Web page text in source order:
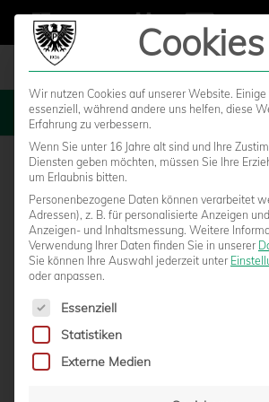
MENU
DIE BILDER VOM TESTSPIEL IN
Cookies
Wir nutzen Cookies auf unserer Website. Einige
essenziell, während andere uns helfen, diese
Erfahrung zu verbessern.
Wenn Sie unter 16 Jahre alt sind und Ihre
Diensten geben möchten, müssen Sie Ihre
um Erlaubnis bitten.
Personenbezogene Daten können verarbeitet
Adressen), z. B. für personalisierte Anzeigen
Anzeigen- und Inhaltsmessung. Weitere
Verwendung Ihrer Daten finden Sie in unserer
Sie können Ihre Auswahl jederzeit unter
oder anpassen.
Es folgt eine Liste der Service-
Essenziell
Statistiken
Externe Medien